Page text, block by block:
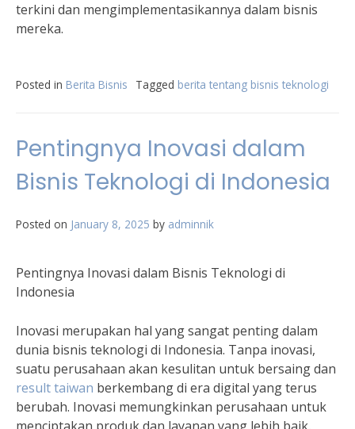
terkini dan mengimplementasikannya dalam bisnis
mereka.
Posted in Berita Bisnis Tagged berita tentang bisnis teknologi
Pentingnya Inovasi dalam
Bisnis Teknologi di Indonesia
Posted on January 8, 2025 by adminnik
Pentingnya Inovasi dalam Bisnis Teknologi di
Indonesia
Inovasi merupakan hal yang sangat penting dalam
dunia bisnis teknologi di Indonesia. Tanpa inovasi,
suatu perusahaan akan kesulitan untuk bersaing dan
result taiwan berkembang di era digital yang terus
berubah. Inovasi memungkinkan perusahaan untuk